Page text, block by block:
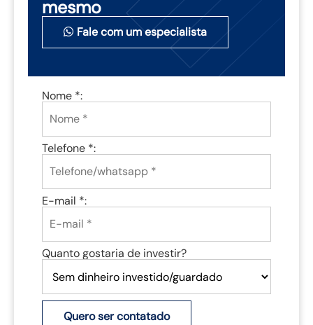
mesmo
Fale com um especialista
Nome *:
Telefone *:
E-mail *:
Quanto gostaria de investir?
Quero ser contatado